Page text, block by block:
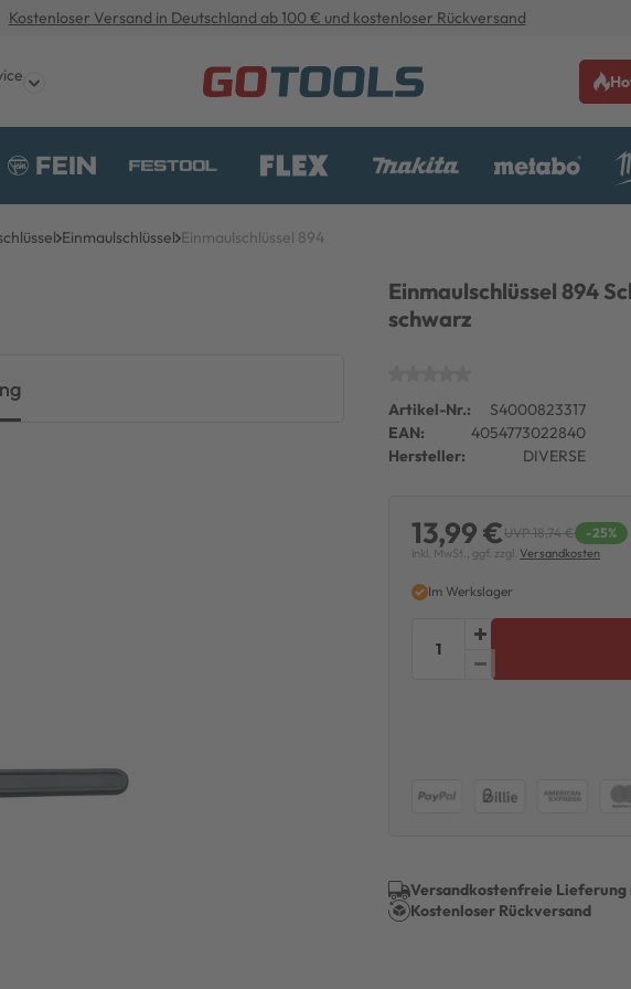
Kostenloser Versand in Deutschland ab 100 € und kostenloser Rückversand
Einmaulschlüssel Einmaulschlüssel 894
Einmaulschlüssel 894
schwarz
Artikel-Nr.:
S4000823317
EAN:
4054773022840
Hersteller:
DIVERSE
13,99 €UVP 18,74 € -25%
inkl. MwSt., ggf. zzgl. Versandkosten
Im Werkslager
Versandkostenfreie Lieferung
Kostenloser Rückversand